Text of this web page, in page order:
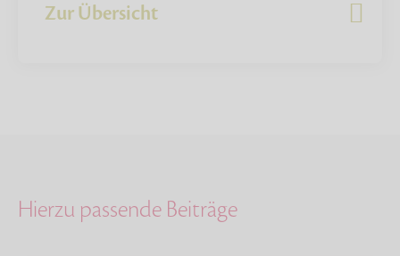
Zur Übersicht
Hierzu passende Beiträge